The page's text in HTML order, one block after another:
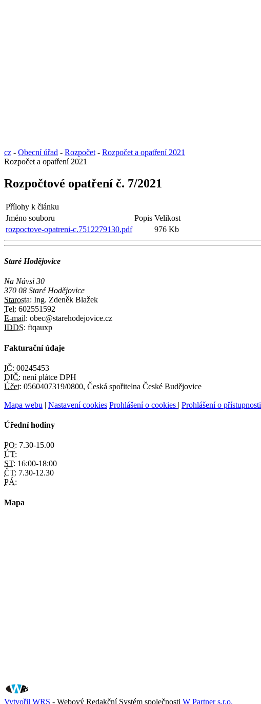
cz - Obecní úřad - Rozpočet - Rozpočet a opatření 2021
Rozpočet a opatření 2021
Rozpočtové opatření č. 7/2021
Přílohy k článku
Jméno souboru
Popis Velikost
rozpoctove-opatreni-c.7512279130.pdf
976 Kb
Staré Hodějovice
Na Návsi 30
370 08 Staré Hodějovice
Starosta: Ing. Zdeněk Blažek
Tel: 602551592
E-mail: obec@starehodejovice.cz
IDDS: ftqauxp
Fakturační údaje
IČ: 00245453
DIČ: není plátce DPH
Účet: 0560407319/0800, Česká spořitelna České Budějovice
Mapa webu | Nastavení cookies Prohlášení o cookies | Prohlášení o přístupnosti
Úřední hodiny
PO: 7.30-15.00
ÚT:
ST: 16:00-18:00
ČT: 7.30-12.30
PÁ:
Mapa
Vytvořil WRS - Webový Redakční Systém společnosti W Partner s.r.o.